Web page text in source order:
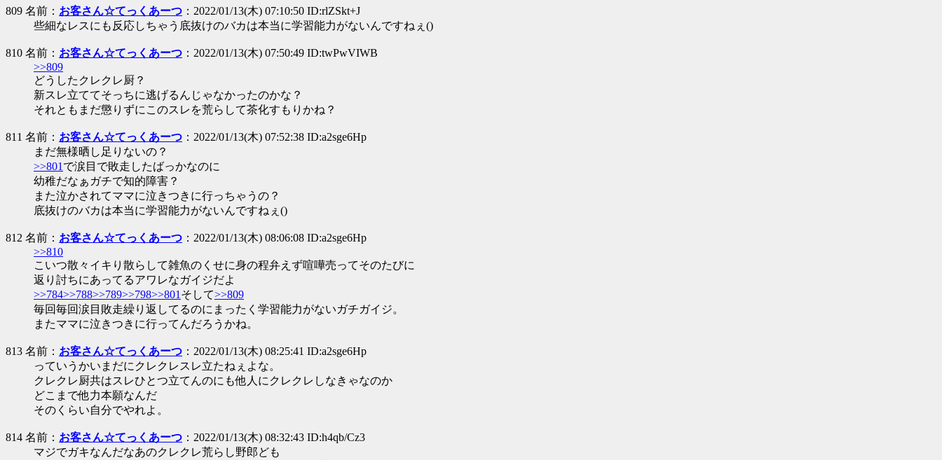
809 名前： お客さん☆てっくあーつ ：2022/01/13(木) 07:10:50 ID:rlZSkt+J
些細なレスにも反応しちゃう底抜けのバカは本当に学習能力がないんですねぇ()
810 名前： お客さん☆てっくあーつ ：2022/01/13(木) 07:50:49 ID:twPwVIWB
>>809
どうしたクレクレ厨？
新スレ立ててそっちに逃げるんじゃなかったのかな？
それともまだ懲りずにこのスレを荒らして茶化すもりかね？
811 名前： お客さん☆てっくあーつ ：2022/01/13(木) 07:52:38 ID:a2sge6Hp
まだ無様晒し足りないの？
>>801 で涙目で敗走したばっかなのに
幼稚だなぁガチで知的障害？
また泣かされてママに泣きつきに行っちゃうの？
底抜けのバカは本当に学習能力がないんですねぇ()
812 名前： お客さん☆てっくあーつ ：2022/01/13(木) 08:06:08 ID:a2sge6Hp
>>810
こいつ散々イキり散らして雑魚のくせに身の程弁えず喧嘩売ってそのたびに
返り討ちにあってるアワレなガイジだよ
>>784>>788>>789>>798>>801 そして>>809
毎回毎回涙目敗走繰り返してるのにまったく学習能力がないガチガイジ。
またママに泣きつきに行ってんだろうかね。
813 名前： お客さん☆てっくあーつ ：2022/01/13(木) 08:25:41 ID:a2sge6Hp
っていうかいまだにクレクレスレ立たねぇよな。
クレクレ厨共はスレひとつ立てんのにも他人にクレクレしなきゃなのか
どこまで他力本願なんだ
そのくらい自分でやれよ。
814 名前： お客さん☆てっくあーつ ：2022/01/13(木) 08:32:43 ID:h4qb/Cz3
マジでガキなんだなあのクレクレ荒らし野郎ども